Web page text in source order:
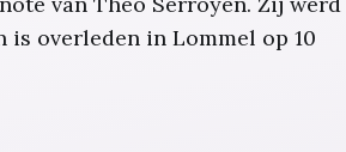
is overleden in Lommel op 10